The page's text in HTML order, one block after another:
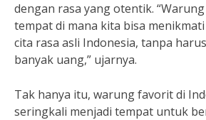
dengan rasa yang otentik.
tempat di mana kita bisa
cita rasa asli Indonesia, tanpa
banyak uang,” ujarnya.
Tak hanya itu, warung favorit di
seringkali menjadi tempat untuk